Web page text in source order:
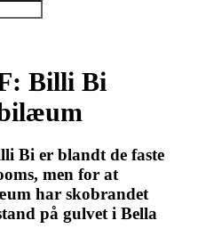
Billi Bi
Bi er blandt de faste
men for at
har skobrandet
på gulvet i Bella